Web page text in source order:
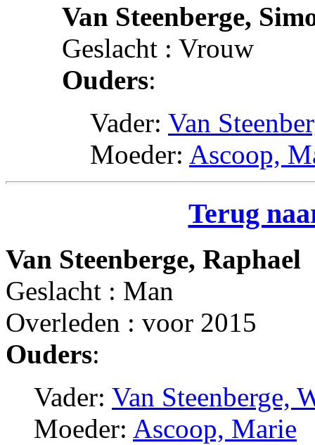
Van Steenberge,
Geslacht : Vrouw
Ouders:
Vader: Van
Moeder: Ascoop,
Terug
Van Steenberge, Raphael
Geslacht : Man
Overleden : voor 2015
Ouders:
Vader: Van Steenberge,
Moeder: Ascoop, Marie